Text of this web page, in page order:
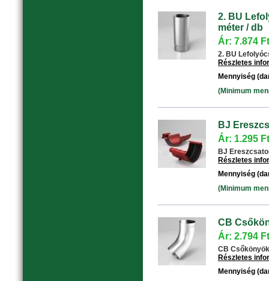
2. BU
méter / db
Ár: 7.874
2. BU
Részletes
Mennyiség
(Minimum
BJ
Ár: 1.295
BJ
Részletes
Mennyiség
(Minimum
CB
Ár: 2.794
CB
Részletes
Mennyiség